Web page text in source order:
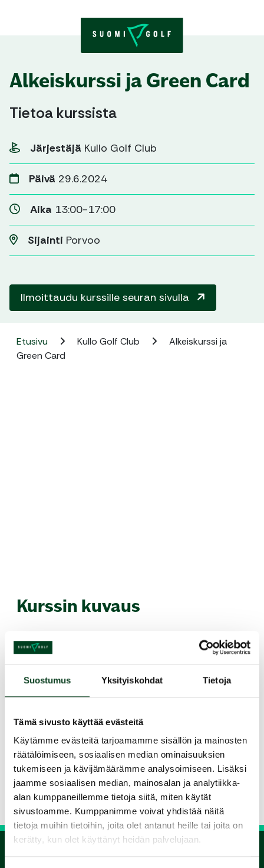
Suostumus Yksityiskohdat Tietoja
Tämä sivusto käyttää evästeitä
Käytämme evästeitä tarjoamamme sisällön ja mainosten
räätälöimiseen, sosiaalisen median ominaisuuksien
tukemiseen ja kävijämäärämme analysoimiseen. Lisäksi
jaamme sosiaalisen median, mainosalan ja analytiikka-
alan kumppaneillemme tietoja siitä, miten käytät
sivustoamme. Kumppanimme voivat yhdistää näitä
tietoja muihin tietoihin, joita olet antanut heille tai joita on
kerätty, kun olet käyttänyt heidän palvelujaan.
Alkeiskurssi ja Green Card
Tietoa kurssista
Järjestäjä Kullo Golf Club
Päivä 29.6.2024
Aika 13:00-17:00
Sijainti Porvoo
Ilmoittaudu kurssille seuran sivulla
Etusivu Kullo Golf Club
Alkeiskurssi ja
Green Card
Kurssin kuvaus
Kullo Golfin alkeiskursseja järjestetään joka
toinen viikonloppu ja ne kestävät yhteensä 4
tuntia, lauantaina kello 13.00-17.00.
Alkeiskurssia varten et tarvitse omia
golfvälineitä eikä sinulla tarvitse olla
aikaisempaa golfkokemusta. Liikunnallinen ja
säänmukainen vaatetus riittävät.
Jaa kurssi kaverille
Siirry takaisin hakuun